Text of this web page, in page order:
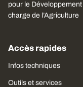
pour le
charge de l’Agriculture
Accès rapides
Infos techniques
Outils et services